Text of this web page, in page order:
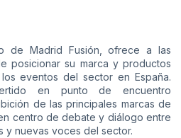
de Madrid Fusión, ofrece a las
posicionar su marca y productos
eventos del sector en España.
en punto de encuentro
de las principales marcas de
centro de debate y diálogo entre
y nuevas voces del sector.